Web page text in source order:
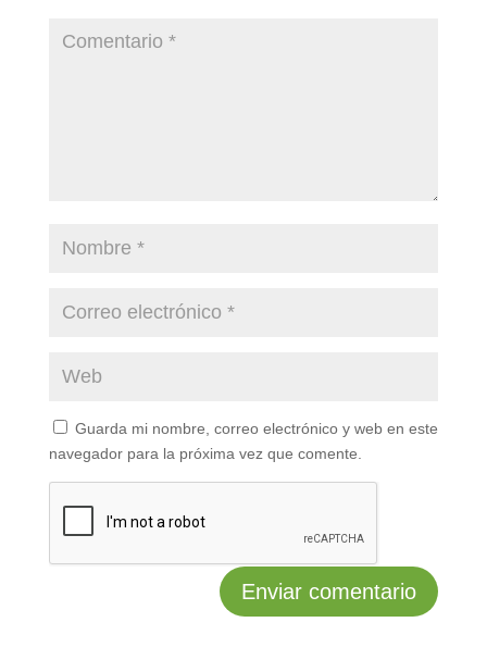
Guarda mi nombre, correo electrónico y web en este
navegador para la próxima vez que comente.